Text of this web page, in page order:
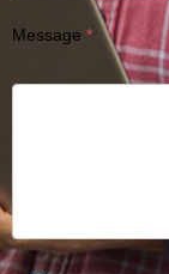
Message